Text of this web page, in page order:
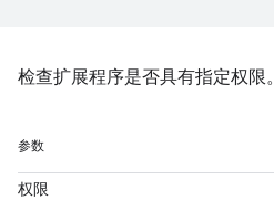
检查扩展程序是否具有指定权限。
参数
权限